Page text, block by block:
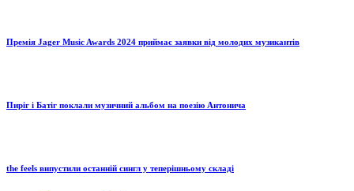
Премія Jager Music Awards 2024 приймає заявки від молодих музикантів
Пиріг і Батіг поклали музичний альбом на поезію Антонича
the feels випустили останній сингл у теперішньому складі